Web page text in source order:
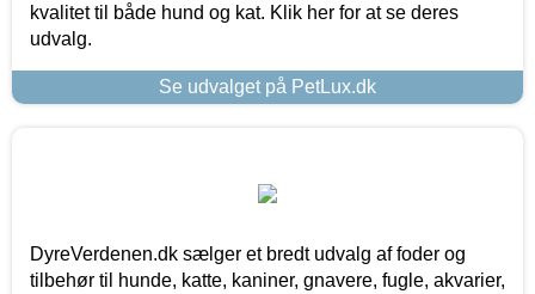
kvalitet til både hund og kat. Klik her for at se deres
udvalg.
Se udvalget på PetLux.dk
DyreVerdenen.dk sælger et bredt udvalg af foder og
tilbehør til hunde, katte, kaniner, gnavere, fugle, akvarier,